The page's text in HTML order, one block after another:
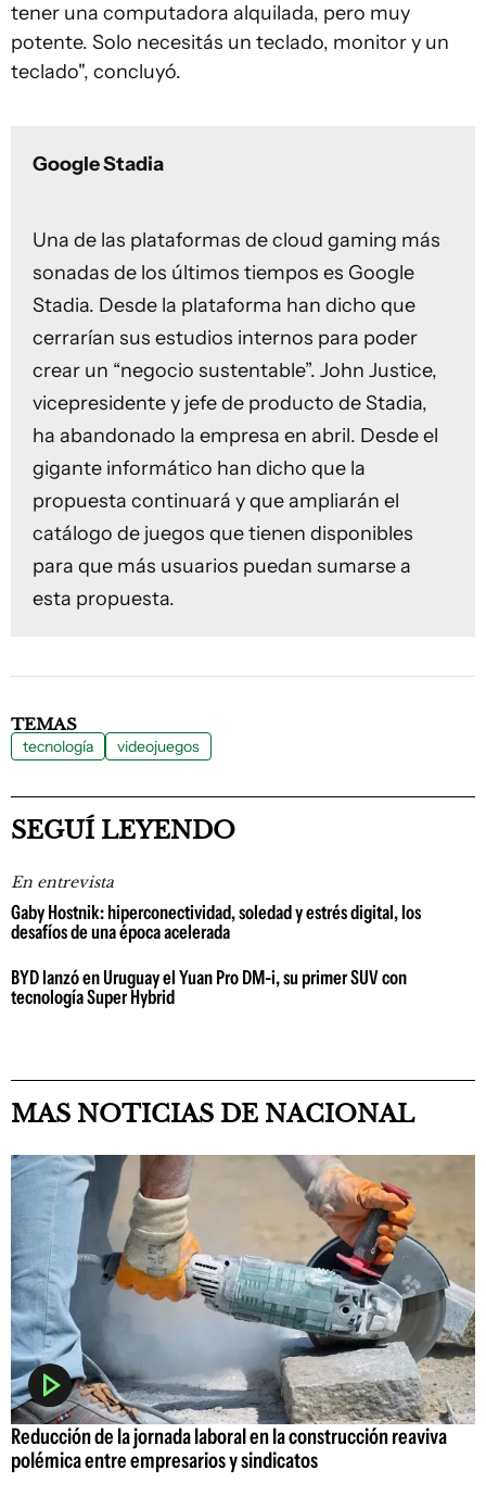
tener una computadora alquilada, pero muy
potente. Solo necesitás un teclado, monitor y un
teclado", concluyó.
Google Stadia
Una de las plataformas de cloud gaming más
sonadas de los últimos tiempos es Google
Stadia. Desde la plataforma han dicho que
cerrarían sus estudios internos para poder
crear un “negocio sustentable”. John Justice,
vicepresidente y jefe de producto de Stadia,
ha abandonado la empresa en abril. Desde el
gigante informático han dicho que la
propuesta continuará y que ampliarán el
catálogo de juegos que tienen disponibles
para que más usuarios puedan sumarse a
esta propuesta.
TEMAS
tecnología videojuegos
SEGUÍ LEYENDO
En entrevista
Gaby Hostnik: hiperconectividad, soledad y estrés digital, los
desafíos de una época acelerada
BYD lanzó en Uruguay el Yuan Pro DM-i, su primer SUV con
tecnología Super Hybrid
MAS NOTICIAS DE NACIONAL
Reducción de la jornada laboral en la construcción reaviva
polémica entre empresarios y sindicatos